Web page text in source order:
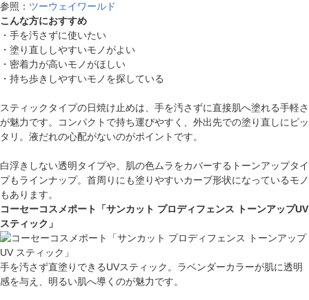
参照： ツーウェイワールド
こんな方におすすめ
・手を汚さずに使いたい
・塗り直ししやすいモノがよい
・密着力が高いモノがほしい
・持ち歩きしやすいモノを探している
スティックタイプの日焼け止めは、手を汚さずに直接肌へ塗れる手軽さ
が魅力です。コンパクトで持ち運びやすく、外出先での塗り直しにピッ
タリ。液だれの心配がないのがポイントです。
白浮きしない透明タイプや、肌の色ムラをカバーするトーンアップタイ
プもラインナップ。首周りにも塗りやすいカーブ形状になっているモノ
もあります。
コーセーコスメポート「サンカット プロディフェンス トーンアップUV
スティック」
手を汚さず直塗りできるUVスティック。ラベンダーカラーが肌に透明
感を与え、明るい肌へ導くのが魅力です。